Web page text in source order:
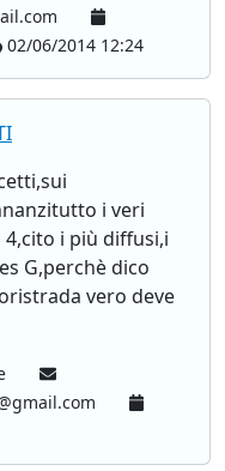
02/06/2014 12:24
i veri
i più diffusi,i
G,perchè dico
vero deve